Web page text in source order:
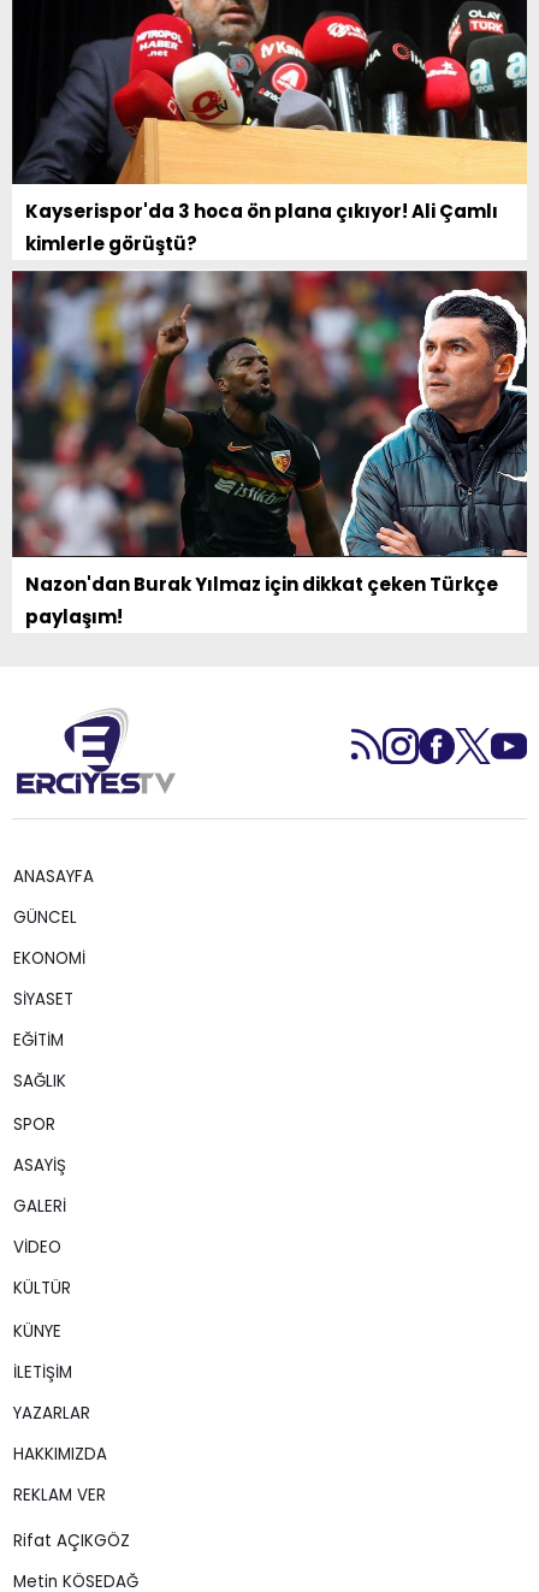
Kayserispor'da 3 hoca ön plana çıkıyor! Ali Çamlı
kimlerle görüştü?
Nazon'dan Burak Yılmaz için dikkat çeken Türkçe
paylaşım!
ANASAYFA
GÜNCEL
EKONOMİ
SİYASET
EĞİTİM
SAĞLIK
SPOR
ASAYİŞ
GALERİ
VİDEO
KÜLTÜR
KÜNYE
İLETİŞİM
YAZARLAR
HAKKIMIZDA
REKLAM VER
Rifat AÇIKGÖZ
Metin KÖSEDAĞ